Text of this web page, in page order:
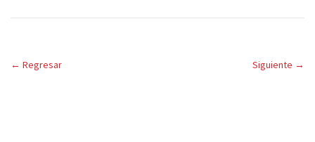
← Regresar Siguiente →